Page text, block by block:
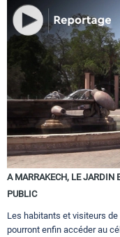
A MARRAKECH, LE JARDIN
PUBLIC
Les habitants et visiteurs
pourront enfin accéder au